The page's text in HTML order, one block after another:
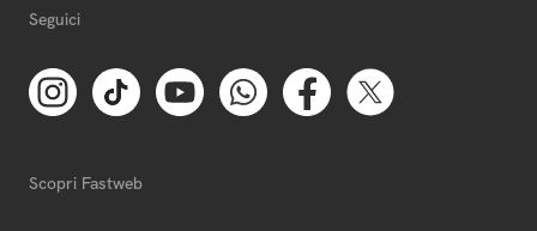
Seguici
Scopri Fastweb